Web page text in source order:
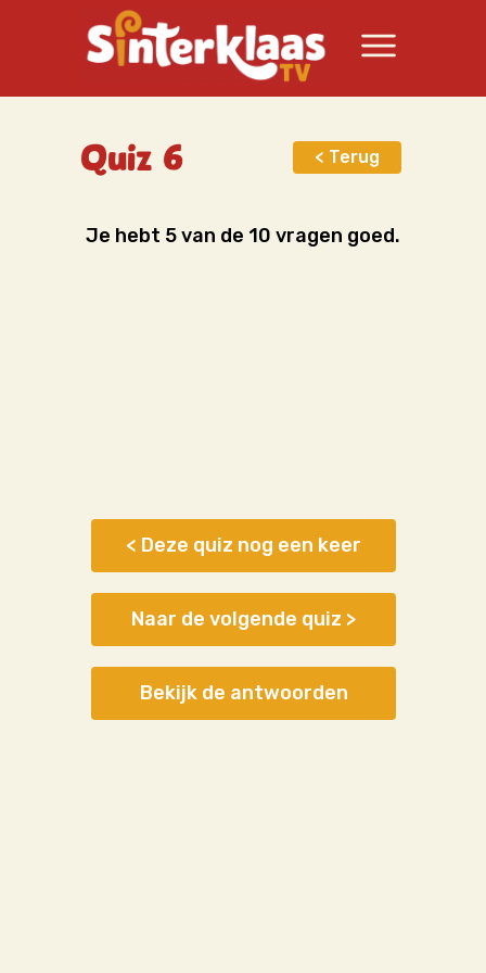
Je hebt 5 van de 10 vragen goed.
< Deze quiz nog een keer
Naar de volgende quiz >
Bekijk de antwoorden
< Terug
Quiz 6